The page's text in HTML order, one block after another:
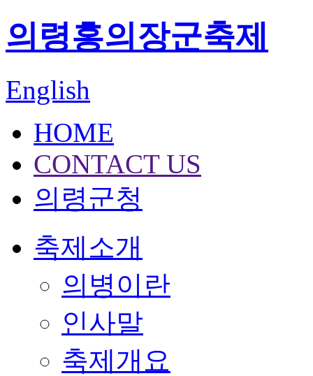
의령홍의장군축제
English
HOME
CONTACT US
의령군청
축제소개
의병이란
인사말
축제개요